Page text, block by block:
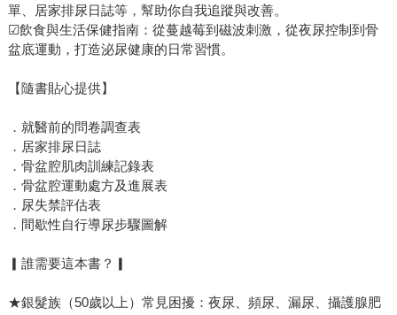
單、居家排尿日誌等，幫助你自我追蹤與改善。
☑飲食與生活保健指南：從蔓越莓到磁波刺激，從夜尿控制到骨
盆底運動，打造泌尿健康的日常習慣。
【隨書貼心提供】
．就醫前的問卷調查表
．居家排尿日誌
．骨盆腔肌肉訓練記錄表
．骨盆腔運動處方及進展表
．尿失禁評估表
．間歇性自行導尿步驟圖解
▎誰需要這本書？▎
★銀髮族（50歲以上）常見困擾：夜尿、頻尿、漏尿、攝護腺肥